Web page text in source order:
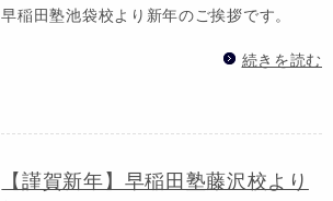
早稲田塾池袋校より新年のご挨拶です。
続きを読む
【謹賀新年】早稲田塾藤沢校より